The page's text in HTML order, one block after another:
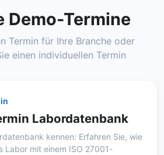
Demo-Termine
Termin für Ihre Branche oder
einen individuellen Termin
Labordatenbank
kennen: Erfahren Sie, wie
Labor mit einem ISO 27001-